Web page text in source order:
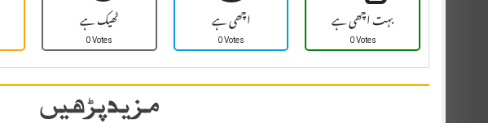
ٹھیک ہے
0 Votes اچھی ہے
0 Votes بہت اچھی ہے
0 Votes
مزید پڑھیں